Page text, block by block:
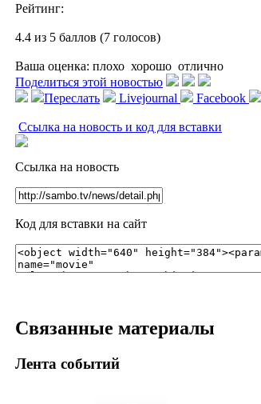
Рейтинг:
4.4 из 5 баллов (7 голосов)
Ваша оценка: плохо хорошо отлично
Поделиться этой новостью
Переслать
Livejournal Facebook
Ссылка на новость и код для вставки
Ссылка на новость
Код для вставки на сайт
Связанные материалы
Лента событий